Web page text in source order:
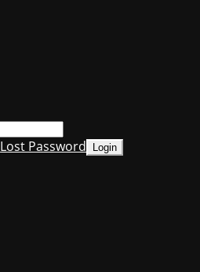
Lost Password